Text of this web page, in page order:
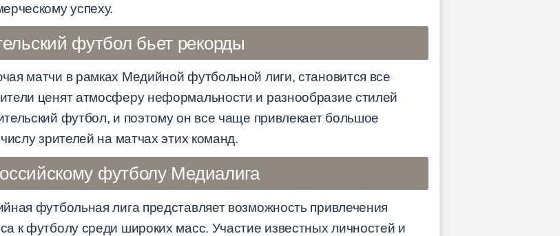
успеху.
футбол бьет рекорды
матчи в рамках Медийной футбольной лиги, становится все
ценят атмосферу неформальности и разнообразие стилей
футбол, и поэтому он все чаще привлекает большое
зрителей на матчах этих команд.
футболу Медиалига
футбольная лига представляет возможность привлечения
к футболу среди широких масс. Участие известных личностей и